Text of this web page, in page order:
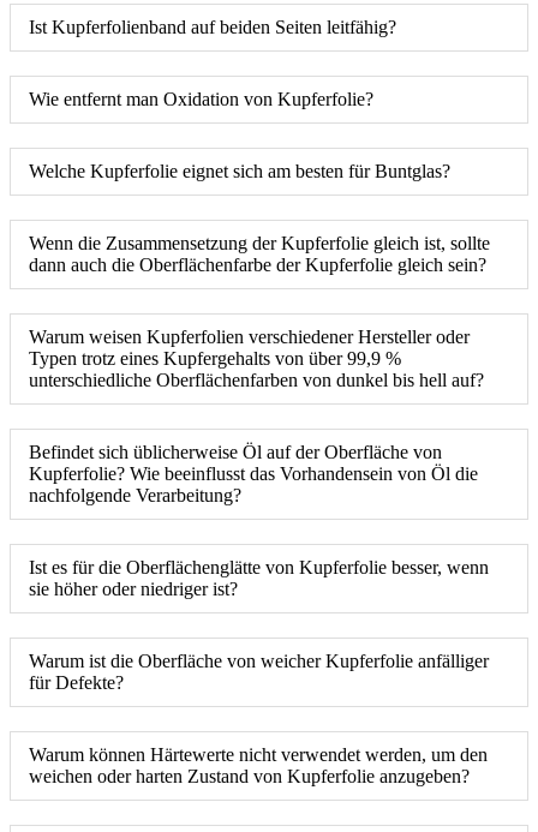
Ist Kupferfolienband auf beiden Seiten leitfähig?
Wie entfernt man Oxidation von Kupferfolie?
Welche Kupferfolie eignet sich am besten für Buntglas?
Wenn die Zusammensetzung der Kupferfolie gleich ist, sollte
dann auch die Oberflächenfarbe der Kupferfolie gleich sein?
Warum weisen Kupferfolien verschiedener Hersteller oder
Typen trotz eines Kupfergehalts von über 99,9 %
unterschiedliche Oberflächenfarben von dunkel bis hell auf?
Befindet sich üblicherweise Öl auf der Oberfläche von
Kupferfolie? Wie beeinflusst das Vorhandensein von Öl die
nachfolgende Verarbeitung?
Ist es für die Oberflächenglätte von Kupferfolie besser, wenn
sie höher oder niedriger ist?
Warum ist die Oberfläche von weicher Kupferfolie anfälliger
für Defekte?
Warum können Härtewerte nicht verwendet werden, um den
weichen oder harten Zustand von Kupferfolie anzugeben?